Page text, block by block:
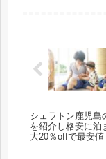
シェラトン鹿児島
を紹介し格安に泊
大20％offで最安値